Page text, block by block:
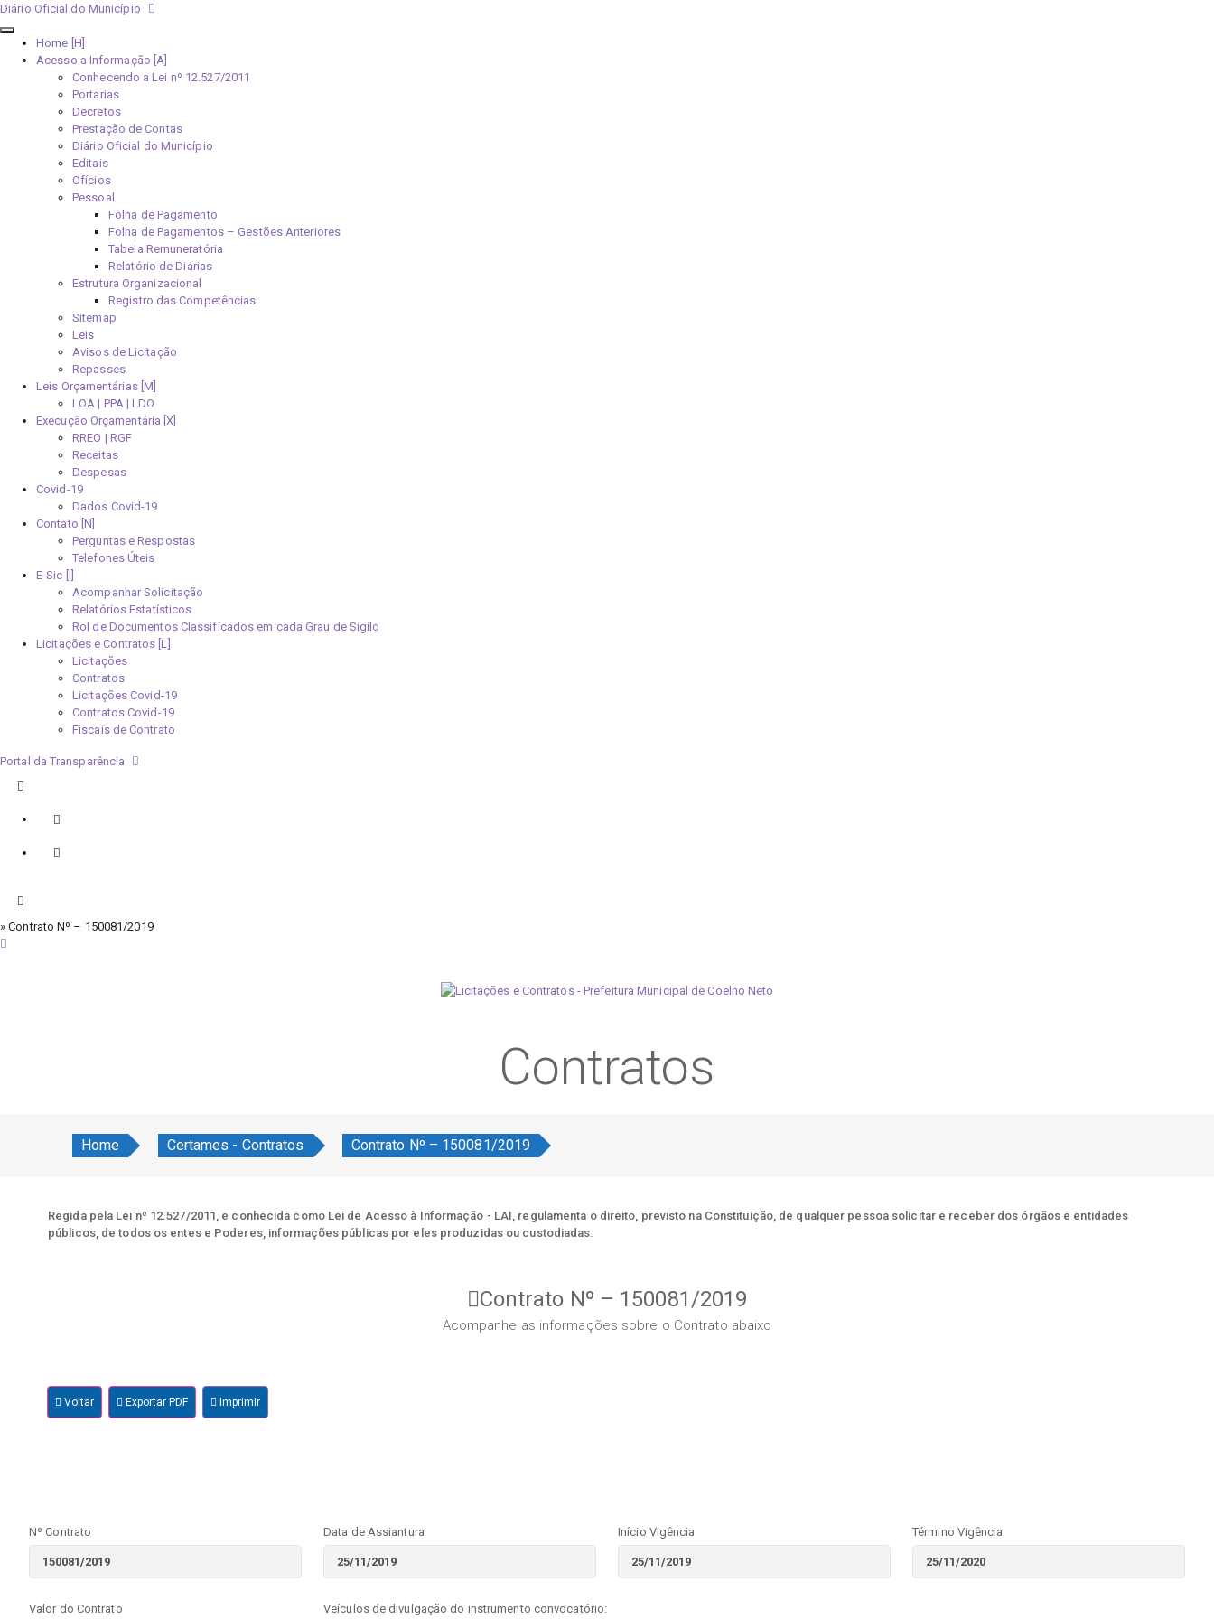
Diário Oficial do Município
Home [H]
Acesso a Informação [A]
Conhecendo a Lei nº 12.527/2011
Portarias
Decretos
Prestação de Contas
Diário Oficial do Município
Editais
Ofícios
Pessoal
Folha de Pagamento
Folha de Pagamentos – Gestões Anteriores
Tabela Remuneratória
Relatório de Diárias
Estrutura Organizacional
Registro das Competências
Sitemap
Leis
Avisos de Licitação
Repasses
Leis Orçamentárias [M]
LOA | PPA | LDO
Execução Orçamentária [X]
RREO | RGF
Receitas
Despesas
Covid-19
Dados Covid-19
Contato [N]
Perguntas e Respostas
Telefones Úteis
E-Sic [I]
Acompanhar Solicitação
Relatórios Estatísticos
Rol de Documentos Classificados em cada Grau de Sigilo
Licitações e Contratos [L]
Licitações
Contratos
Licitações Covid-19
Contratos Covid-19
Fiscais de Contrato
Portal da Transparência
» Contrato Nº – 150081/2019
Contratos
Home Certames - Contratos Contrato Nº – 150081/2019
Regida pela Lei nº 12.527/2011, e conhecida como Lei de Acesso à Informação - LAI, regulamenta o direito, previsto na Constituição, de qualquer pessoa solicitar e receber dos órgãos e entidades
públicos, de todos os entes e Poderes, informações públicas por eles produzidas ou custodiadas.
Contrato Nº – 150081/2019
Acompanhe as informações sobre o Contrato abaixo
Voltar Exportar PDF Imprimir
Nº Contrato Data de Assiantura Início Vigência Término Vigência
Valor do Contrato Veículos de divulgação do instrumento convocatório: